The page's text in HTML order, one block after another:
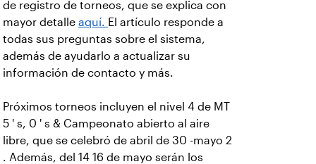
de registro de torneos, que se explica con
mayor detalle aquí. El artículo responde a
todas sus preguntas sobre el sistema,
además de ayudarlo a actualizar su
información de contacto y más.
Próximos torneos incluyen el nivel 4 de MT
5 ' s, 0 ' s & Campeonato abierto al aire
libre, que se celebró de abril de 30 -mayo 2
. Además, del 14 16 de mayo serán los